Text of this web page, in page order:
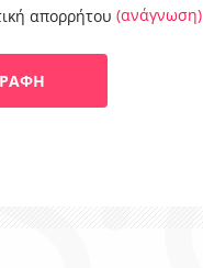
απορρήτου (ανάγνωση)